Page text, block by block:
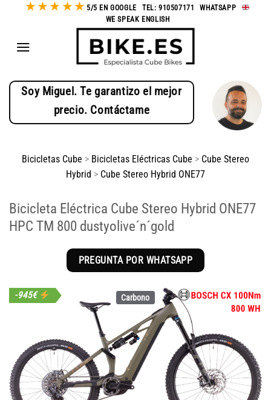
★★ ★ ★★ 5/5 EN GOOGLE TEL: 910507171 -WHATSAPP
WE SPEAK ENGLISH
Soy Miguel. Te garantizo el mejor
precio. Contáctame
Bicicletas Cube > Bicicletas Eléctricas Cube > Cube Stereo
Hybrid > Cube Stereo Hybrid ONE77
Bicicleta Eléctrica Cube Stereo Hybrid ONE77
HPC TM 800 dustyolive´n´gold
PREGUNTA POR WHATSAPP
Carbono
-945€